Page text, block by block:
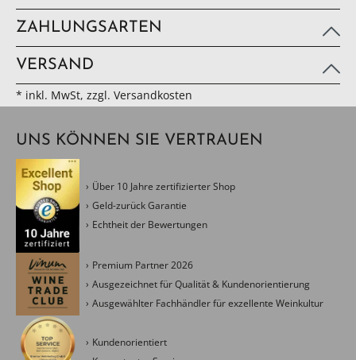
ZAHLUNGSARTEN
VERSAND
* inkl. MwSt, zzgl. Versandkosten
UNS KÖNNEN SIE VERTRAUEN
Über 10 Jahre zertifizierter Shop
Geld-zurück Garantie
Echtheit der Bewertungen
Premium Partner 2026
Ausgezeichnet für Qualität & Kundenorientierung
Ausgewählter Fachhändler für exzellente Weinkultur
Kundenorientiert